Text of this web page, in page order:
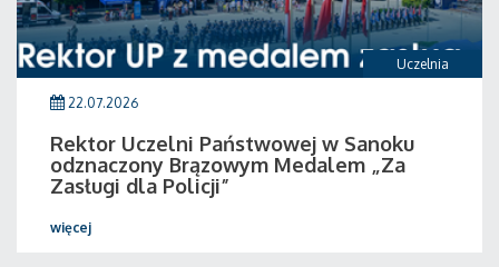
Uczelnia
22.07.2026
Rektor Uczelni Państwowej w Sanoku
odznaczony Brązowym Medalem „Za
Zasługi dla Policji”
więcej